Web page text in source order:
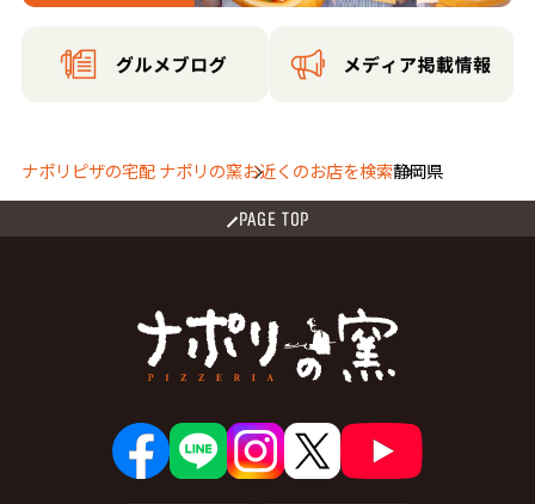
ナポリピザの宅配 ナポリの窯お近くのお店を検索静岡県
PAGE TOP